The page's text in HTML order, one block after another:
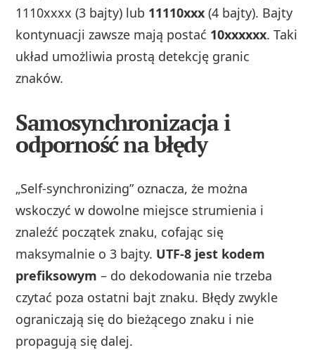
1110xxxx (3 bajty) lub 11110xxx (4 bajty). Bajty
kontynuacji zawsze mają postać 10xxxxxx. Taki
układ umożliwia prostą detekcję granic
znaków.
Samosynchronizacja i
odporność na błędy
„Self‑synchronizing” oznacza, że można
wskoczyć w dowolne miejsce strumienia i
znaleźć początek znaku, cofając się
maksymalnie o 3 bajty. UTF‑8 jest kodem
prefiksowym – do dekodowania nie trzeba
czytać poza ostatni bajt znaku. Błędy zwykle
ograniczają się do bieżącego znaku i nie
propagują się dalej.